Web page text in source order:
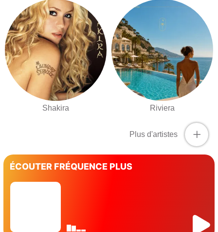
Shakira Riviera
+
Plus d'artistes
ÉCOUTER FRÉQUENCE PLUS